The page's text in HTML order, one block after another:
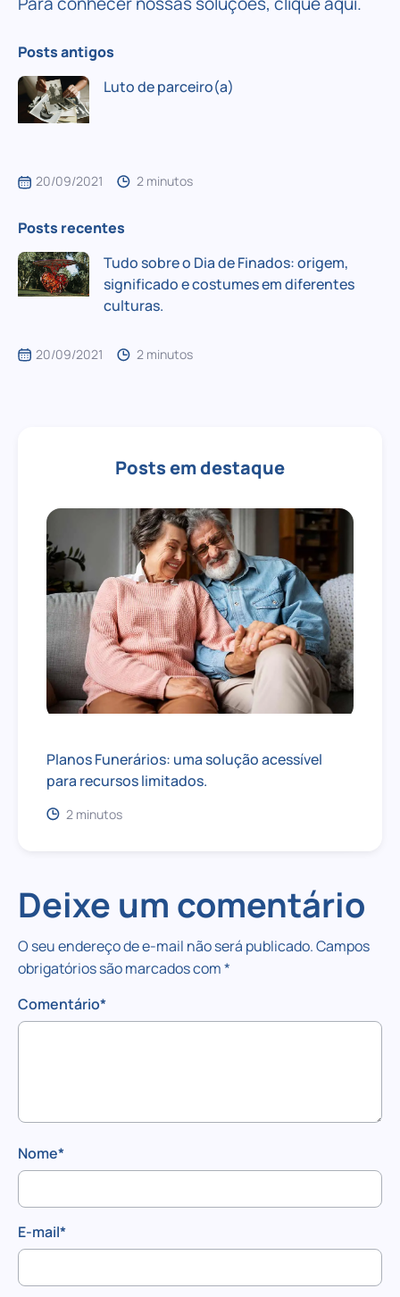
Posts antigos
Luto de parceiro(a)
20/09/2021 2 minutos
Posts recentes
Tudo sobre o Dia de Finados: origem,
significado e costumes em diferentes
culturas.
20/09/2021 2 minutos
Posts em destaque
Planos Funerários: uma solução acessível
para recursos limitados.
2 minutos
Deixe um comentário
O seu endereço de e-mail não será publicado.Campos
obrigatórios são marcados com*
Comentário*
Nome*
E-mail*